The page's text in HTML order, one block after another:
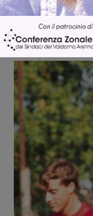
Ultime Notizie